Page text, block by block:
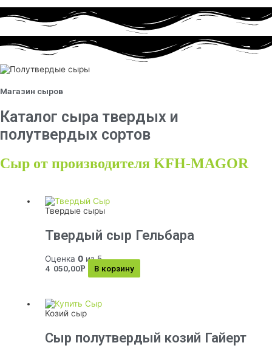
Магазин сыров
Каталог сыра твердых и
полутвердых сортов
Сыр от производителя KFH-MAGOR
Твердые сыры
Твердый сыр Гельбара
Оценка 0из 5
4 050,00Р В корзину
Козий сыр
Сыр полутвердый козий Гайерт